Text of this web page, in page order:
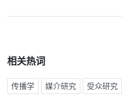
相关热词
传播学 媒介研究 受众研究